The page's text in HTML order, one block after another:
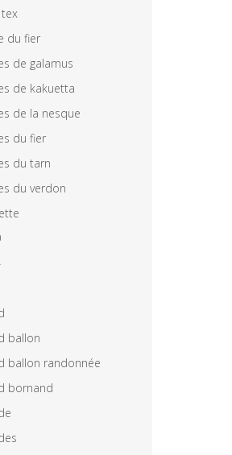
du fier
de galamus
de kakuetta
de la nesque
du fier
du tarn
du verdon
ballon
ballon randonnée
bornand